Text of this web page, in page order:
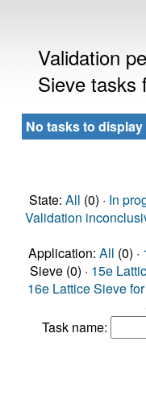
Validation
Sieve tasks
No tasks to display
State: All (0) · In
Validation
Application: All (0) ·
Sieve (0) · 15e
16e Lattice Sieve
Task name: